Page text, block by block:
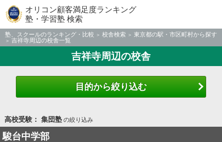
オリコン顧客満足度ランキング
塾・学習塾 検索
塾、スクールのランキング・比較 校舎検索
東京都の駅・市区町村から探す
吉祥寺周辺の校舎一覧
吉祥寺周辺の校舎
目的から絞り込む
高校受験： 集団塾の絞り込み
駿台中学部